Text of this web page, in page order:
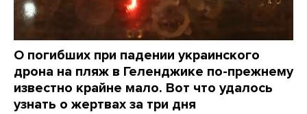
О погибших при падении украинского
дрона на пляж в Геленджике по-прежнему
известно крайне мало. Вот что удалось
узнать о жертвах за три дня